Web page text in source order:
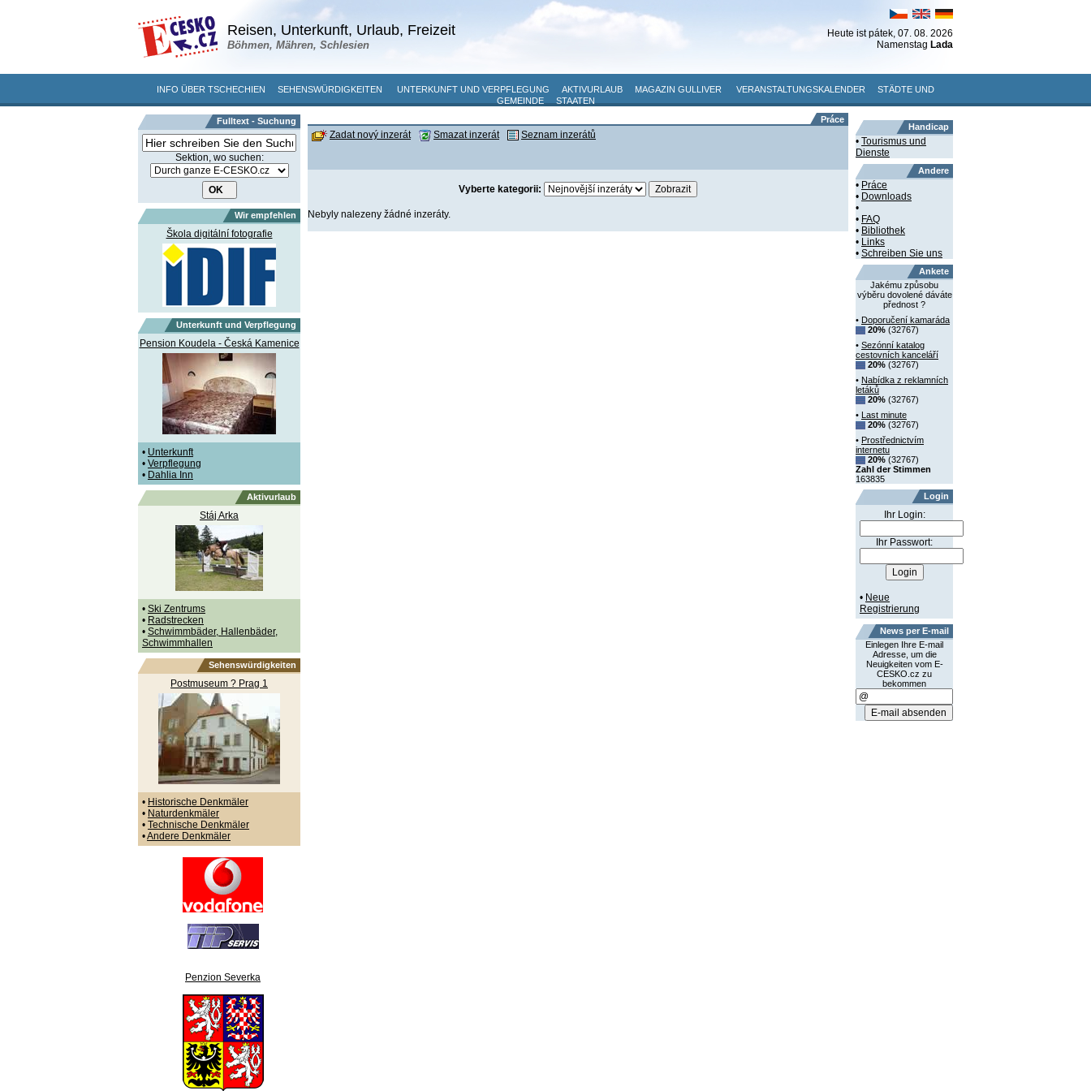
Reisen, Unterkunft, Urlaub, Freizeit
Böhmen, Mähren, Schlesien
Heute istpátek, 07. 08. 2026
Namenstag Lada
INFO ÜBER TSCHECHIEN SEHENSWÜRDIGKEITEN UNTERKUNFT UND VERPFLEGUNG AKTIVURLAUB MAGAZIN GULLIVER VERANSTALTUNGSKALENDER
STÄDTE UND
GEMEINDE
STAATEN
Fulltext - Suchung
Sektion, wo suchen:
Wir empfehlen
Škola digitální fotografie
Unterkunft und Verpflegung
Pension Koudela - Česká Kamenice
• Unterkunft
• Verpflegung
• Dahlia Inn
Aktivurlaub
Stáj Arka
• Ski Zentrums
• Radstrecken
• Schwimmbäder, Hallenbäder,
Schwimmhallen
Sehenswürdigkeiten
Postmuseum ? Prag 1
• Historische Denkmäler
• Naturdenkmäler
• Technische Denkmäler
•Andere Denkmäler
Penzion Severka
Práce
Zadat nový inzerát Smazat inzerát Seznam inzerátů
Vyberte kategorii:
Nebyly nalezeny žádné inzeráty.
Handicap
• Tourismus und
Dienste
Andere
• Práce
• Downloads
•
• FAQ
• Bibliothek
• Links
• Schreiben Sie uns
Ankete
Jakému způsobu
výběru dovolené dáváte
přednost ?
• Doporučení kamaráda
20% (32767)
• Sezónní katalog
cestovních kanceláří
20% (32767)
• Nabídka z reklamních
letáků
20% (32767)
•
Last minute
20% (32767)
• Prostřednictvím
internetu
20% (32767)
Zahl der Stimmen
163835
Login
Ihr Login:
Ihr Passwort:
• Neue
Registrierung
News per E-mail
Einlegen Ihre E-mail
Adresse, um die
Neuigkeiten vom E-
CESKO.cz zu
bekommen